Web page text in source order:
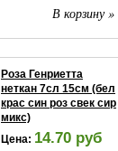
В корзину »
Роза Генриетта
неткан 7сл 15см (бел
крас син роз свек сир
микс)
Цена: 14.70 руб